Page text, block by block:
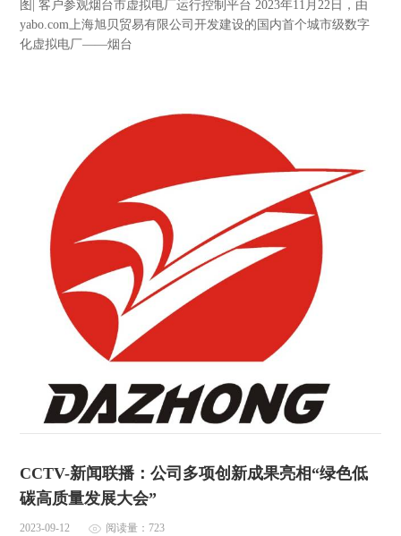
图| 客户参观烟台市虚拟电厂运行控制平台 2023年11月22日，由
yabo.com上海旭贝贸易有限公司开发建设的国内首个城市级数字
化虚拟电厂——烟台
CCTV-新闻联播：公司多项创新成果亮相“绿色低
碳高质量发展大会”
2023-09-12 阅读量：723